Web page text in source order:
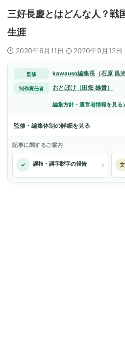
三好長慶とはどんな人？戦
生涯
2020年6月11日 2020年9月12日
監修 kawauso編集長（石原 昌光
制作責任者 おとぼけ（田畑 雄貴）
編集方針・運営者情報を見る›
監修・編集体制の詳細を見る
記事に関するご案内
✓ 誤植・誤字脱字の報告 › 文